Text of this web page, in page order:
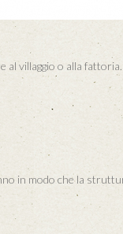
al villaggio o alla fattoria.
in modo che la